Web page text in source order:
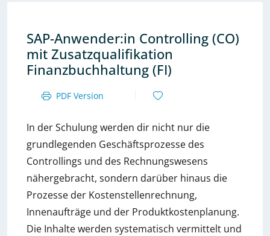
SAP-Anwender:in Controlling (CO)
mit Zusatzqualifikation
Finanzbuchhaltung (FI)
PDF Version
In der Schulung werden dir nicht nur die
grundlegenden Geschäftsprozesse des
Controllings und des Rechnungswesens
nähergebracht, sondern darüber hinaus die
Prozesse der Kostenstellenrechnung,
Innenaufträge und der Produktkostenplanung.
Die Inhalte werden systematisch vermittelt und